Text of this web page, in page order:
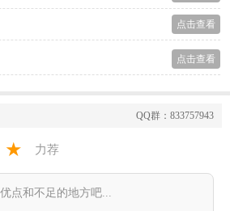
点击查看
点击查看
QQ群：833757943
★ 力荐